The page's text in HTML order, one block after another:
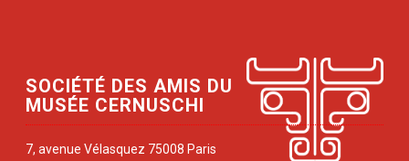
SOCIÉTÉ DES AMIS DU
MUSÉE CERNUSCHI
7, avenue Vélasquez 75008 Paris